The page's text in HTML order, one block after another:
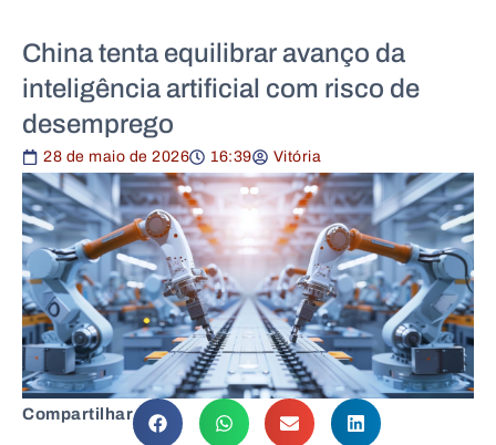
China tenta equilibrar avanço da
inteligência artificial com risco de
desemprego
28 de maio de 2026 16:39 Vitória
Compartilhar